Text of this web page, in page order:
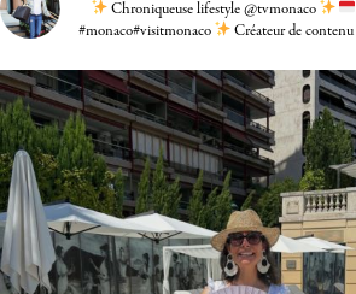
Chroniqueuse lifestyle @tvmonaco
#monaco#visitmonaco
Créateur de